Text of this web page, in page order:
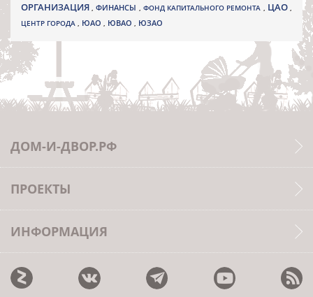
ОРГАНИЗАЦИЯ,ФИНАНСЫ , ФОНД КАПИТАЛЬНОГО РЕМОНТА , ЦАО,
ЦЕНТР ГОРОДА , ЮАО , ЮВАО , ЮЗАО
ДОМ-И-ДВОР.РФ
ПРОЕКТЫ
ИНФОРМАЦИЯ